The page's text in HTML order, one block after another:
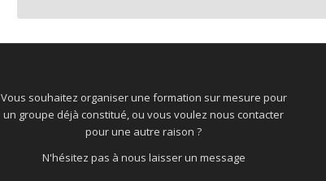
Vous souhaitez organiser une formation sur mesure pour
un groupe déjà constitué, ou vous voulez nous contacter
pour une autre raison ?
N'hésitez pas à nous laisser un message